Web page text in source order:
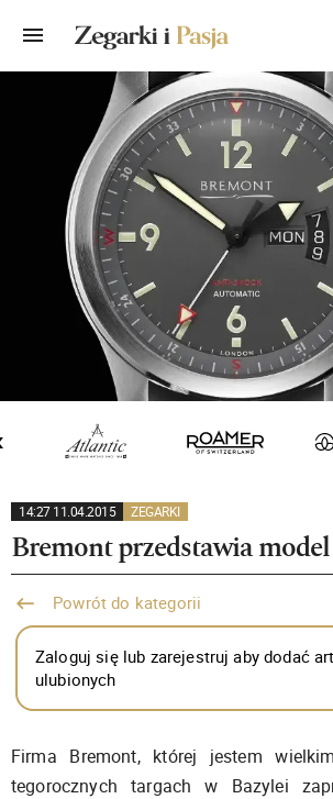
14:27 11.04.2015 ZEGARKI
Bremont przedstawia
Powrót do kategorii
Zaloguj się lub zarejestruj aby dodać
ulubionych
Firma Bremont, której jestem
tegorocznych targach w Bazylei